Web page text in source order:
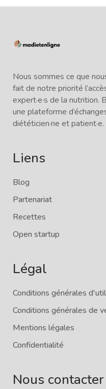
Nous sommes ce que
fait de notre priorité
expert·e·s de la nutrition.
une plateforme
diététicien·ne et patient·e.
Liens
Blog
Partenariat
Recettes
Open startup
Légal
Conditions générales
Conditions générales de
Mentions légales
Confidentialité
Nous contacter